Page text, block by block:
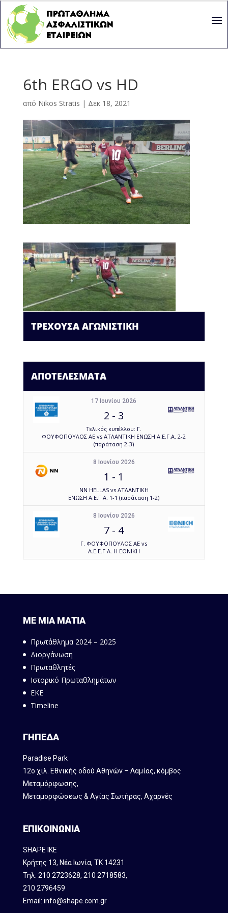
6th ERGO vs HD
από Nikos Stratis | Δεκ 18, 2021
ΤΡΕΧΟΥΣΑ ΑΓΩΝΙΣΤΙΚΗ
ΑΠΟΤΕΛΕΣΜΑΤΑ
17 Ιουνίου 2026
2 - 3
Τελικός κυπέλλου: Γ.
ΦΟΥΦΟΠΟΥΛΟΣ ΑΕ vs ΑΤΛΑΝΤΙΚΗ ΕΝΩΣΗ Α.Ε.Γ.Α. 2-2
(παράταση 2-3)
8 Ιουνίου 2026
1 - 1
NN HELLAS vs ΑΤΛΑΝΤΙΚΗ
ΕΝΩΣΗ Α.Ε.Γ.Α. 1-1 (παράταση 1-2)
8 Ιουνίου 2026
7 - 4
Γ. ΦΟΥΦΟΠΟΥΛΟΣ ΑΕ vs
Α.Ε.Ε.Γ.Α. Η ΕΘΝΙΚΗ
ΜΕ ΜΙΑ ΜΑΤΙΑ
Πρωτάθλημα 2024 – 2025
Διοργάνωση
Πρωταθλητές
Ιστορικό Πρωταθλημάτων
ΕΚΕ
Timeline
ΓΗΠΕΔΑ
Paradise Park
12ο χιλ. Εθνικής οδού Αθηνών – Λαμίας, κόμβος
Mεταμόρφωσης,
Μεταμορφώσεως & Αγίας Σωτήρας, Αχαρνές
ΕΠΙΚΟΙΝΩΝΙΑ
SHAPE IKE
Κρήτης 13, Νέα Ιωνία, ΤΚ 14231
Τηλ: 210 2723628, 210 2718583,
210 2796459
Email: info@shape.com.gr